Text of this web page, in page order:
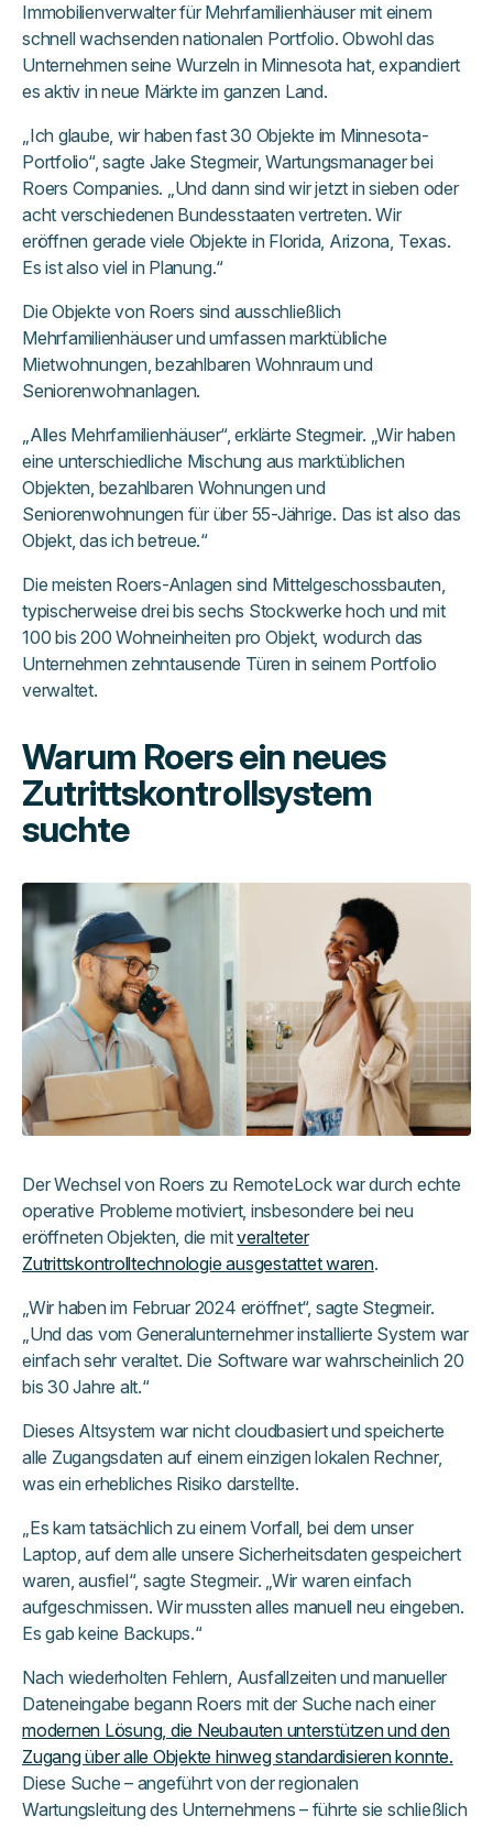
Immobilienverwalter für Mehrfamilienhäuser mit einem
schnell wachsenden nationalen Portfolio. Obwohl das
Unternehmen seine Wurzeln in Minnesota hat, expandiert
es aktiv in neue Märkte im ganzen Land.
„Ich glaube, wir haben fast 30 Objekte im Minnesota-
Portfolio“, sagte Jake Stegmeir, Wartungsmanager bei
Roers Companies. „Und dann sind wir jetzt in sieben oder
acht verschiedenen Bundesstaaten vertreten. Wir
eröffnen gerade viele Objekte in Florida, Arizona, Texas.
Es ist also viel in Planung.“
Die Objekte von Roers sind ausschließlich
Mehrfamilienhäuser und umfassen marktübliche
Mietwohnungen, bezahlbaren Wohnraum und
Seniorenwohnanlagen.
„Alles Mehrfamilienhäuser“, erklärte Stegmeir. „Wir haben
eine unterschiedliche Mischung aus marktüblichen
Objekten, bezahlbaren Wohnungen und
Seniorenwohnungen für über 55-Jährige. Das ist also das
Objekt, das ich betreue.“
Die meisten Roers-Anlagen sind Mittelgeschossbauten,
typischerweise drei bis sechs Stockwerke hoch und mit
100 bis 200 Wohneinheiten pro Objekt, wodurch das
Unternehmen zehntausende Türen in seinem Portfolio
verwaltet.
Warum Roers ein neues
Zutrittskontrollsystem
suchte
Der Wechsel von Roers zu RemoteLock war durch echte
operative Probleme motiviert, insbesondere bei neu
eröffneten Objekten, die mitveralteter
Zutrittskontrolltechnologie ausgestattet waren.
„Wir haben im Februar 2024 eröffnet“, sagte Stegmeir.
„Und das vom Generalunternehmer installierte System war
einfach sehr veraltet. Die Software war wahrscheinlich 20
bis 30 Jahre alt.“
Dieses Altsystem war nicht cloudbasiert und speicherte
alle Zugangsdaten auf einem einzigen lokalen Rechner,
was ein erhebliches Risiko darstellte.
„Es kam tatsächlich zu einem Vorfall, bei dem unser
Laptop, auf dem alle unsere Sicherheitsdaten gespeichert
waren, ausfiel“, sagte Stegmeir. „Wir waren einfach
aufgeschmissen. Wir mussten alles manuell neu eingeben.
Es gab keine Backups.“
Nach wiederholten Fehlern, Ausfallzeiten und manueller
Dateneingabe begann Roers mit der Suche nach einer
modernen Lösung, die Neubauten unterstützen und den
Zugang über alle Objekte hinweg standardisieren konnte.
Diese Suche – angeführt von der regionalen
Wartungsleitung des Unternehmens – führte sie schließlich